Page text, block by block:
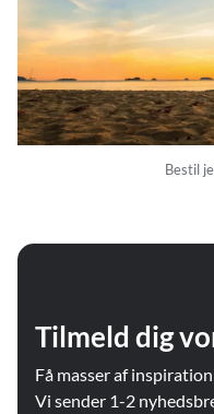
Bestil
Tilmeld dig
Få masser af
Vi sender 1-2